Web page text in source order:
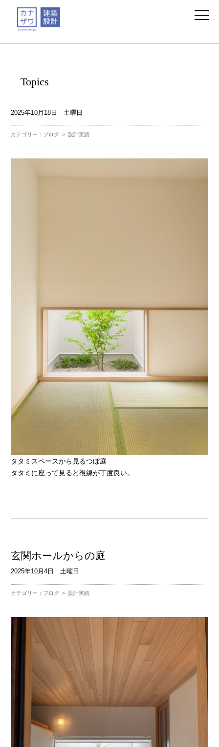
Topics
2025年10月18日 土曜日
カテゴリー： ブログ >設計実績
タタミスペースから見るつぼ庭
タタミに座って見ると視線が丁度良い。
玄関ホールからの庭
2025年10月4日 土曜日
カテゴリー： ブログ >設計実績